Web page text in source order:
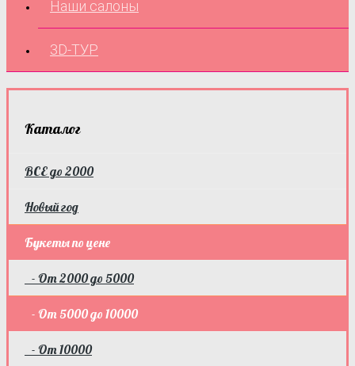
Наши салоны
3D-ТУР
Каталог
ВСЕ до 2000
Новый год
Букеты по цене
- От 2000 до 5000
- От 5000 до 10000
- От 10000